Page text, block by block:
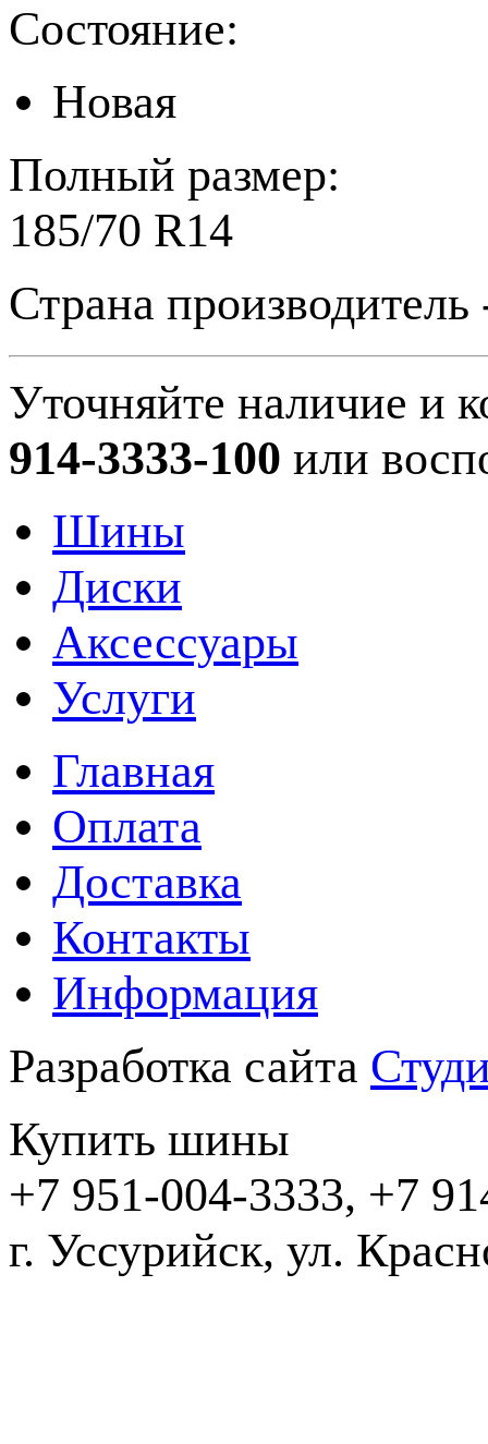
Состояние:
Новая
Полный размер:
185/70 R14
Страна
Уточняйте наличие и
914-3333-100 или
Шины
Диски
Аксессуары
Услуги
Главная
Оплата
Доставка
Контакты
Информация
Разработка сайта
Купить шины
+7 951-004-3333, +7
г. Уссурийск,